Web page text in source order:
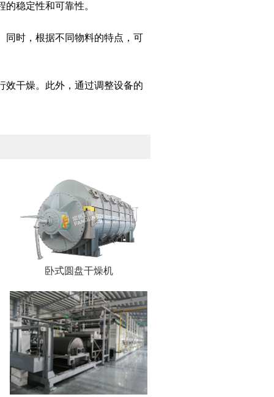
稳定性和可靠性。
同时，根据不同物料的特点，可
效干燥。此外，通过调整设备的
卧式圆盘干燥机